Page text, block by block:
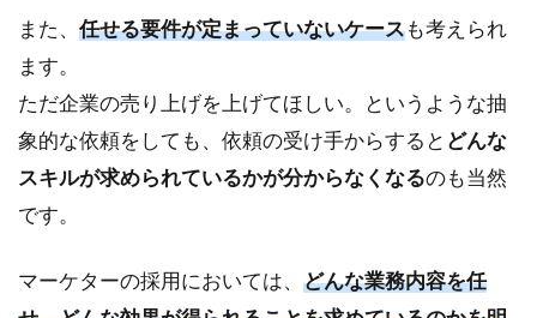
また、 任せる要件が定まっていないケースも考えられ
ます。
ただ企業の売り上げを上げてほしい。というような抽
象的な依頼をしても、依頼の受け手からすると どんな
スキルが求められているかが分からなくなるのも当然
です。
マーケターの採用においては、 どんな業務内容を任